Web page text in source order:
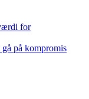
for
på kompromis